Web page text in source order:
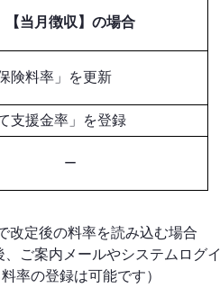
【当月徴収】の場合
険料率」を更新
支援金率」を登録
ー
改定後の料率を読み込む場合
ご案内メールやシステムログイ
率の登録は可能です）